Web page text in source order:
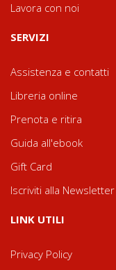
Lavora con noi
SERVIZI
Assistenza e contatti
Libreria online
Prenota e ritira
Guida all'ebook
Gift Card
Iscriviti alla Newsletter
LINK UTILI
Privacy Policy